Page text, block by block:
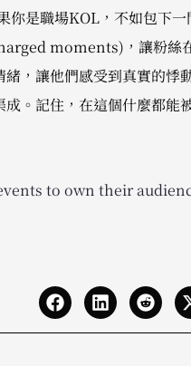
你是職場KOL，不如包下一
moments)，讓粉絲
，讓他們感受到真實的悸
。記住，在這個什麼都能
to own their